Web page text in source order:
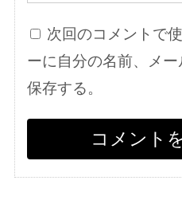
次回のコメントで
ーに自分の名前、メ
保存する。